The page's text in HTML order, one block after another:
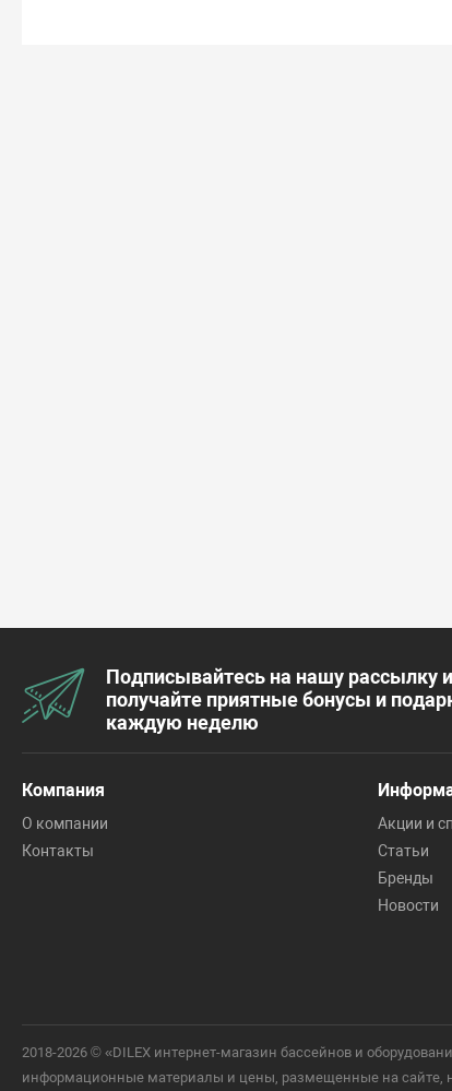
Подписывайтесь на нашу рассылку и
получайте приятные бонусы и
каждую неделю
Компания
О компании
Контакты
Акции и
Статьи
Бренды
Новости
2018-2026 © «DILEX интернет-магазин бассейнов и
информационные материалы и цены, размещенные на сайте,